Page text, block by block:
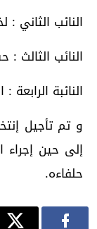
النائب الثاني :
النائب الثالث
النائبة الرابعة
و تم تأجيل
إلى حين
حلفاءه.